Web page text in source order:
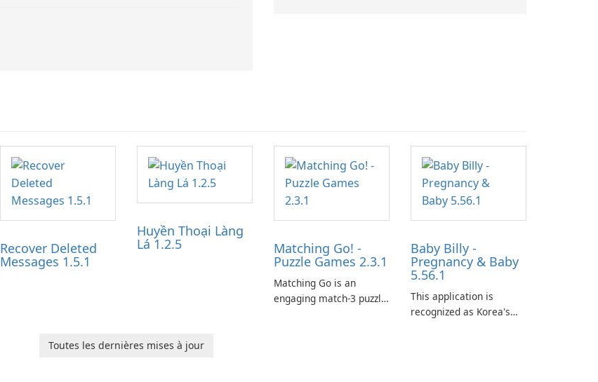
Recover Deleted
Messages 1.5.1
Huyền Thoại Làng
Lá 1.2.5 Matching Go! -
Puzzle Games 2.3.1
Matching Go is an
engaging match-3 puzzle
Baby Billy -
Pregnancy & Baby
5.56.1
This application is
recognized as Korea's
Toutes les dernières mises à jour